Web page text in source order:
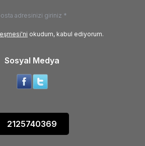
okudum, kabul ediyorum.
Sosyal Medya
2125740369